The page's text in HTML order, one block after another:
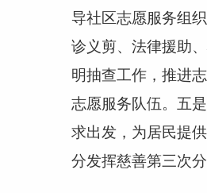
导社区志愿服务组
诊义剪、法律援助
明抽查工作，推进
志愿服务队伍。五
求出发，为居民提
分发挥慈善第三次